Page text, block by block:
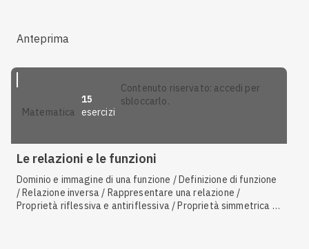
Anteprima
matematica
15
esercizi
contenuto riservato: accedi per
sbloccarlo.
Le relazioni e le funzioni
Dominio e immagine di una funzione / Definizione di funzione
/ Relazione inversa / Rappresentare una relazione /
Proprietà riflessiva e antiriflessiva / Proprietà simmetrica e